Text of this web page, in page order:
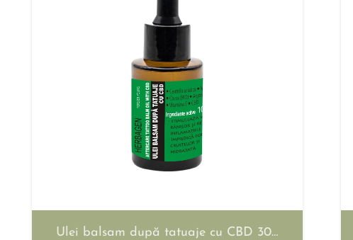
Ulei balsam după tatuaje cu CBD 30…